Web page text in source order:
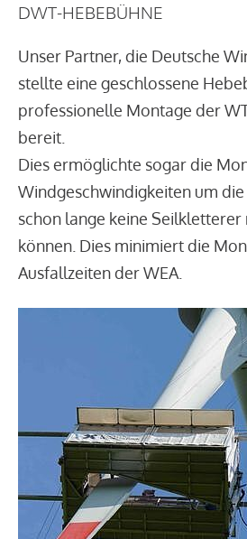
DWT-HEBEBÜHNE
Unser Partner, die Deutsche
stellte eine geschlossene
professionelle Montage der
bereit.
Dies ermöglichte sogar die
Windgeschwindigkeiten um die
schon lange keine
können. Dies minimiert die
Ausfallzeiten der WEA.